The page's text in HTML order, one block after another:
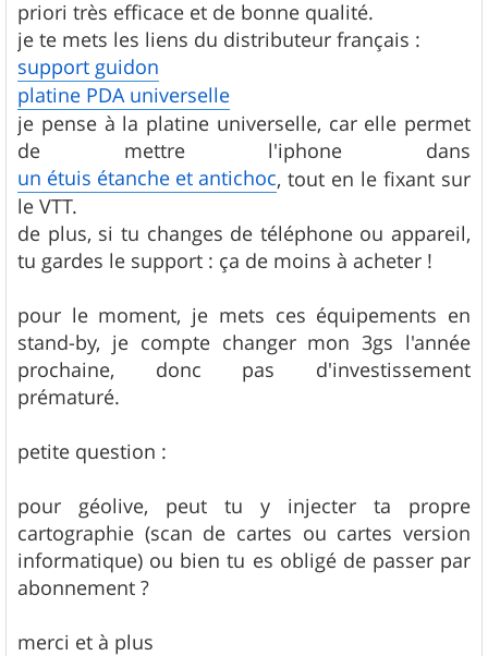
priori très efficace et de bonne qualité.
je te mets les liens du distributeur français :
support guidon
platine PDA universelle
je pense à la platine universelle, car elle permet
de mettre l'iphone dans
un étuis étanche et antichoc, tout en le fixant sur
le VTT.
de plus, si tu changes de téléphone ou appareil,
tu gardes le support : ça de moins à acheter !
pour le moment, je mets ces équipements en
stand-by, je compte changer mon 3gs l'année
prochaine, donc pas d'investissement
prématuré.
petite question :
pour géolive, peut tu y injecter ta propre
cartographie (scan de cartes ou cartes version
informatique) ou bien tu es obligé de passer par
abonnement ?
merci et à plus